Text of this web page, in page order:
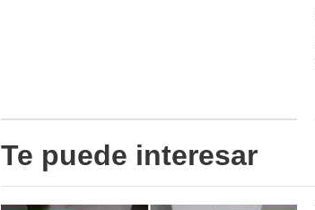
Te puede interesar